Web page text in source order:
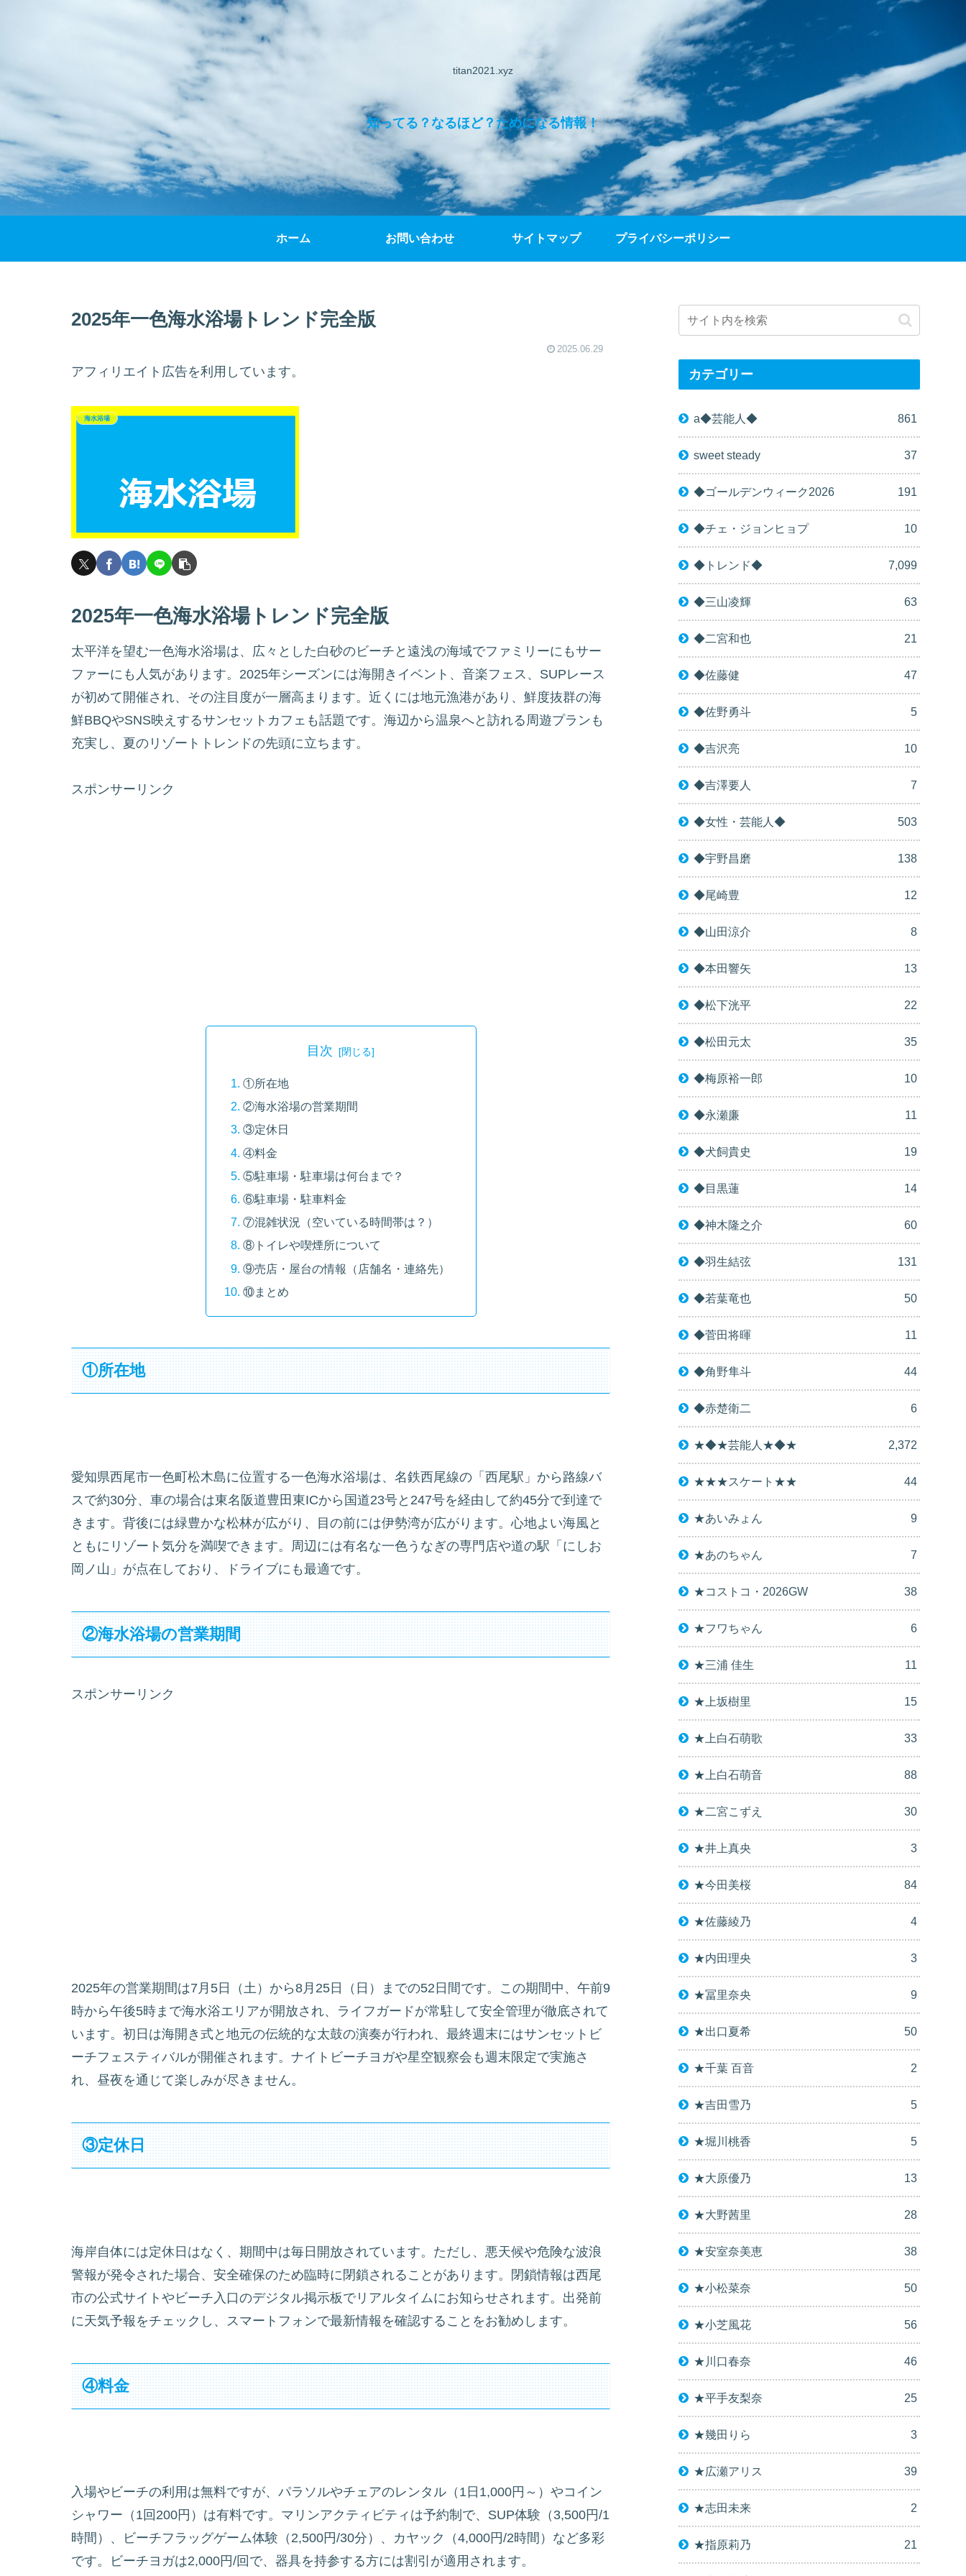
titan2021.xyz
知ってる？なるほど？ためになる情報！
ホーム お問い合わせ サイトマップ プライバシーポリシー
2025年一色海水浴場トレンド完全版
2025.06.29
アフィリエイト広告を利用しています。
海水浴場
2025年一色海水浴場トレンド完全版
太平洋を望む一色海水浴場は、広々とした白砂のビーチと遠浅の海域でファミリーにもサー
ファーにも人気があります。2025年シーズンには海開きイベント、音楽フェス、SUPレース
が初めて開催され、その注目度が一層高まります。近くには地元漁港があり、鮮度抜群の海
鮮BBQやSNS映えするサンセットカフェも話題です。海辺から温泉へと訪れる周遊プランも
充実し、夏のリゾートトレンドの先頭に立ちます。
スポンサーリンク
目次
①所在地
②海水浴場の営業期間
③定休日
④料金
⑤駐車場・駐車場は何台まで？
⑥駐車場・駐車料金
⑦混雑状況（空いている時間帯は？）
⑧トイレや喫煙所について
⑨売店・屋台の情報（店舗名・連絡先）
⑩まとめ
①所在地
愛知県西尾市一色町松木島に位置する一色海水浴場は、名鉄西尾線の「西尾駅」から路線バ
スで約30分、車の場合は東名阪道豊田東ICから国道23号と247号を経由して約45分で到達で
きます。背後には緑豊かな松林が広がり、目の前には伊勢湾が広がります。心地よい海風と
ともにリゾート気分を満喫できます。周辺には有名な一色うなぎの専門店や道の駅「にしお
岡ノ山」が点在しており、ドライブにも最適です。
②海水浴場の営業期間
スポンサーリンク
2025年の営業期間は7月5日（土）から8月25日（日）までの52日間です。この期間中、午前9
時から午後5時まで海水浴エリアが開放され、ライフガードが常駐して安全管理が徹底されて
います。初日は海開き式と地元の伝統的な太鼓の演奏が行われ、最終週末にはサンセットビ
ーチフェスティバルが開催されます。ナイトビーチヨガや星空観察会も週末限定で実施さ
れ、昼夜を通じて楽しみが尽きません。
③定休日
海岸自体には定休日はなく、期間中は毎日開放されています。ただし、悪天候や危険な波浪
警報が発令された場合、安全確保のため臨時に閉鎖されることがあります。閉鎖情報は西尾
市の公式サイトやビーチ入口のデジタル掲示板でリアルタイムにお知らせされます。出発前
に天気予報をチェックし、スマートフォンで最新情報を確認することをお勧めします。
④料金
入場やビーチの利用は無料ですが、パラソルやチェアのレンタル（1日1,000円～）やコイン
シャワー（1回200円）は有料です。マリンアクティビティは予約制で、SUP体験（3,500円/1
時間）、ビーチフラッグゲーム体験（2,500円/30分）、カヤック（4,000円/2時間）など多彩
です。ビーチヨガは2,000円/回で、器具を持参する方には割引が適用されます。
カテゴリー
a◆芸能人◆ 861
sweet steady 37
◆ゴールデンウィーク2026 191
◆チェ・ジョンヒョプ 10
◆トレンド◆ 7,099
◆三山凌輝 63
◆二宮和也 21
◆佐藤健 47
◆佐野勇斗 5
◆吉沢亮 10
◆吉澤要人 7
◆女性・芸能人◆ 503
◆宇野昌磨 138
◆尾崎豊 12
◆山田涼介 8
◆本田響矢 13
◆松下洸平 22
◆松田元太 35
◆梅原裕一郎 10
◆永瀬廉 11
◆犬飼貴史 19
◆目黒蓮 14
◆神木隆之介 60
◆羽生結弦 131
◆若葉竜也 50
◆菅田将暉 11
◆角野隼斗 44
◆赤楚衛二 6
★◆★芸能人★◆★ 2,372
★★★スケート★★ 44
★あいみょん 9
★あのちゃん 7
★コストコ・2026GW 38
★フワちゃん 6
★三浦 佳生 11
★上坂樹里 15
★上白石萌歌 33
★上白石萌音 88
★二宮こずえ 30
★井上真央 3
★今田美桜 84
★佐藤綾乃 4
★内田理央 3
★冨里奈央 9
★出口夏希 50
★千葉 百音 2
★吉田雪乃 5
★堀川桃香 5
★大原優乃 13
★大野茜里 28
★安室奈美恵 38
★小松菜奈 50
★小芝風花 56
★川口春奈 46
★平手友梨奈 25
★幾田りら 3
★広瀬アリス 39
★志田未来 2
★指原莉乃 21